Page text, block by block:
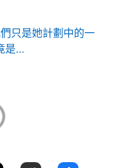
只是她計劃中的一
是...